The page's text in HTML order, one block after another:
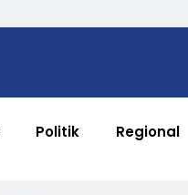
Politik Regional